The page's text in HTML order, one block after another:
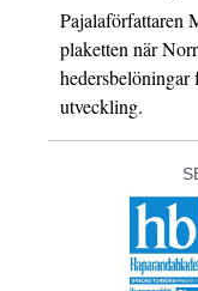
Pajalaförfattaren
plaketten när
utveckling.